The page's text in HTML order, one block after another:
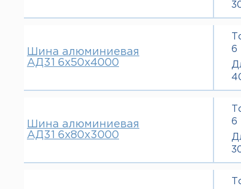
Шина алюминиевая
АД31 6х50х4000
6
Шина алюминиевая
АД31 6х80х3000
6